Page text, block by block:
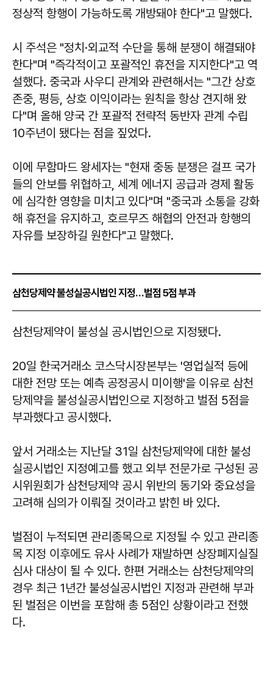
정상적 항행이 가능하도록 개방돼야 한다"고 말했다.
시 주석은 "정치·외교적 수단을 통해 분쟁이 해결돼야
한다"며 "즉각적이고 포괄적인 휴전을 지지한다"고 역
설했다. 중국과 사우디 관계와 관련해서는 "그간 상호
존중, 평등, 상호 이익이라는 원칙을 항상 견지해 왔
다"며 올해 양국 간 포괄적 전략적 동반자 관계 수립
10주년이 됐다는 점을 짚었다.
이에 무함마드 왕세자는 "현재 중동 분쟁은 걸프 국가
들의 안보를 위협하고, 세계 에너지 공급과 경제 활동
에 심각한 영향을 미치고 있다"며 "중국과 소통을 강화
해 휴전을 유지하고, 호르무즈 해협의 안전과 항행의
자유를 보장하길 원한다"고 말했다.
삼천당제약 불성실공시법인 지정…벌점 5점 부과
삼천당제약이 불성실 공시법인으로 지정됐다.
20일 한국거래소 코스닥시장본부는 '영업실적 등에
대한 전망 또는 예측 공정공시 미이행'을 이유로 삼천
당제약을 불성실공시법인으로 지정하고 벌점 5점을
부과했다고 공시했다.
앞서 거래소는 지난달 31일 삼천당제약에 대한 불성
실공시법인 지정예고를 했고 외부 전문가로 구성된 공
시위원회가 삼천당제약 공시 위반의 동기와 중요성을
고려해 심의가 이뤄질 것이라고 밝힌 바 있다.
벌점이 누적되면 관리종목으로 지정될 수 있고 관리종
목 지정 이후에도 유사 사례가 재발하면 상장폐지실질
심사 대상이 될 수 있다. 한편 거래소는 삼천당제약의
경우 최근 1년간 불성실공시법인 지정과 관련해 부과
된 벌점은 이번을 포함해 총 5점인 상황이라고 전했
다.